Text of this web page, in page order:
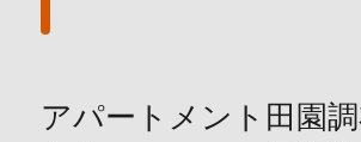
アパートメント田園